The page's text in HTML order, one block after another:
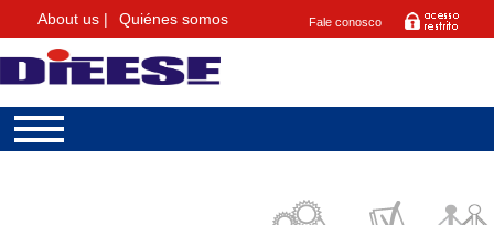
About us | Quiénes somos Fale conosco